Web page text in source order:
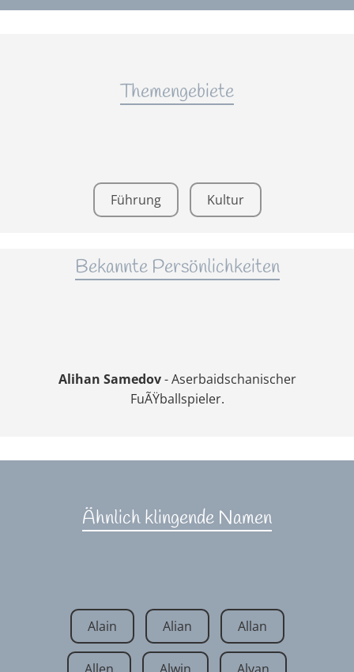
Themengebiete
Führung Kultur
Bekannte Persönlichkeiten
Alihan Samedov- Aserbaidschanischer
FuÃŸballspieler.
Ähnlich klingende Namen
Alain Alian Allan